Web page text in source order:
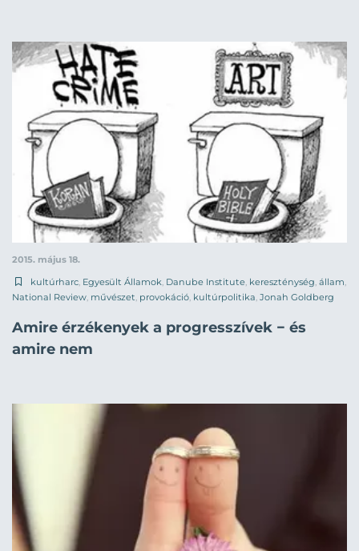
2015. május 18.
kultúrharc, Egyesült Államok, Danube Institute, kereszténység, állam,
National Review, művészet, provokáció, kultúrpolitika, Jonah Goldberg
Amire érzékenyek a progresszívek − és
amire nem